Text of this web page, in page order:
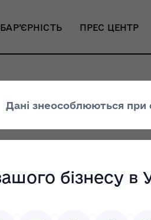
ПРЕС ЦЕНТР
результати